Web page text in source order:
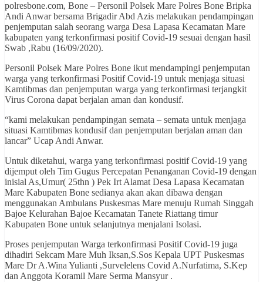
polresbone.com, Bone – Personil Polsek Mare Polres Bone Bripka
Andi Anwar bersama Brigadir Abd Azis melakukan pendampingan
penjemputan salah seorang warga Desa Lapasa Kecamatan Mare
kabupaten yang terkonfirmasi positif Covid-19 sesuai dengan hasil
Swab ,Rabu (16/09/2020).
Personil Polsek Mare Polres Bone ikut mendampingi penjemputan
warga yang terkonfirmasi Positif Covid-19 untuk menjaga situasi
Kamtibmas dan penjemputan warga yang terkonfirmasi terjangkit
Virus Corona dapat berjalan aman dan kondusif.
“kami melakukan pendampingan semata – semata untuk menjaga
situasi Kamtibmas kondusif dan penjemputan berjalan aman dan
lancar” Ucap Andi Anwar.
Untuk diketahui, warga yang terkonfirmasi positif Covid-19 yang
dijemput oleh Tim Gugus Percepatan Penanganan Covid-19 dengan
inisial As,Umur( 25thn ) Pek Irt Alamat Desa Lapasa Kecamatan
Mare Kabupaten Bone sedianya akan akan dibawa dengan
menggunakan Ambulans Puskesmas Mare menuju Rumah Singgah
Bajoe Kelurahan Bajoe Kecamatan Tanete Riattang timur
Kabupaten Bone untuk selanjutnya menjalani Isolasi.
Proses penjemputan Warga terkonfirmasi Positif Covid-19 juga
dihadiri Sekcam Mare Muh Iksan,S.Sos Kepala UPT Puskesmas
Mare Dr A.Wina Yulianti ,Survelelens Covid A.Nurfatima, S.Kep
dan Anggota Koramil Mare Serma Mansyur .